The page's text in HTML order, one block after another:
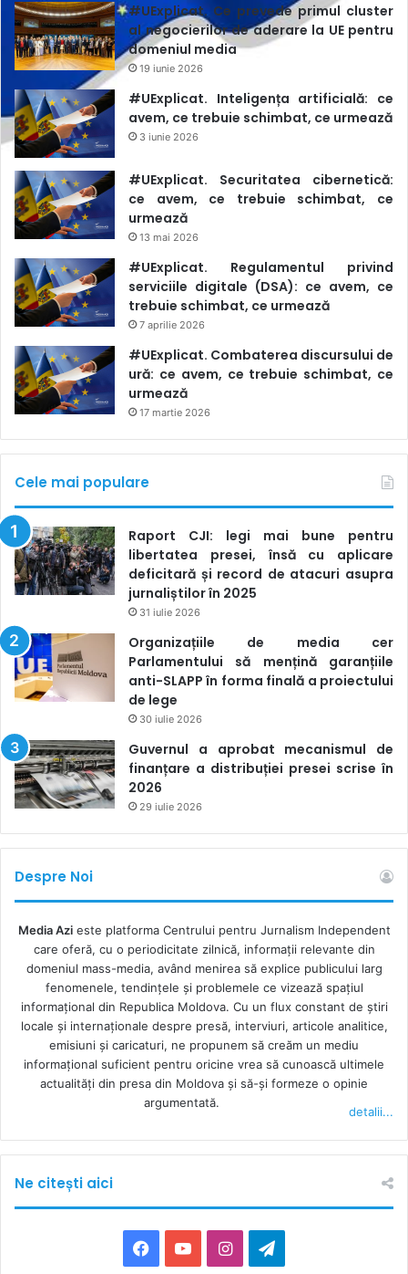
#UExplicat. Ce prevede primul cluster
al negocierilor de aderare la UE pentru
domeniul media
19 iunie 2026
#UExplicat. Inteligența artificială: ce
avem, ce trebuie schimbat, ce urmează
3 iunie 2026
#UExplicat. Securitatea cibernetică:
ce avem, ce trebuie schimbat, ce
urmează
13 mai 2026
#UExplicat. Regulamentul privind
serviciile digitale (DSA): ce avem, ce
trebuie schimbat, ce urmează
7 aprilie 2026
#UExplicat. Combaterea discursului de
ură: ce avem, ce trebuie schimbat, ce
urmează
17 martie 2026
Cele mai populare
Raport CJI: legi mai bune pentru
libertatea presei, însă cu aplicare
deficitară și record de atacuri asupra
jurnaliștilor în 2025
31 iulie 2026
Organizațiile de media cer
Parlamentului să mențină garanțiile
anti-SLAPP în forma finală a proiectului
de lege
30 iulie 2026
Guvernul a aprobat mecanismul de
finanțare a distribuției presei scrise în
2026
29 iulie 2026
Despre Noi
Media Azieste platforma Centrului pentru Jurnalism Independent
care oferă, cu o periodicitate zilnică, informații relevante din
domeniul mass-media, având menirea să explice publicului larg
fenomenele, tendințele și problemele ce vizează spațiul
informațional din Republica Moldova. Cu un flux constant de ştiri
locale şi internaţionale despre presă, interviuri, articole analitice,
emisiuni și caricaturi, ne propunem să creăm un mediu
informaţional suficient pentru oricine vrea să cunoască ultimele
actualităţi din presa din Moldova şi să-şi formeze o opinie
argumentată.
detalii...
Ne citești aici
I